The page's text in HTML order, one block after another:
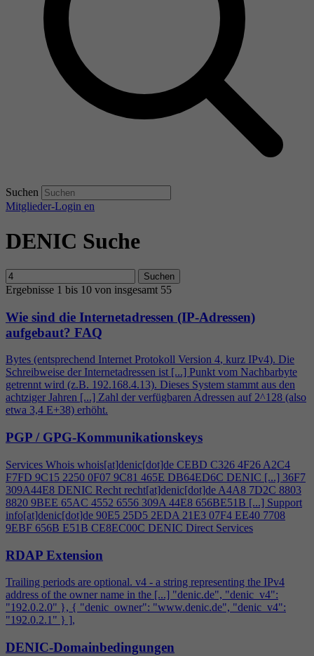
Suchen
Mitglieder-Login en
DENIC Suche
Suchen
Ergebnisse 1 bis 10 von insgesamt 55
Wie sind die Internetadressen (IP-Adressen)
aufgebaut? FAQ
Bytes (entsprechend Internet Protokoll Version 4, kurz IPv4). Die
Schreibweise der Internetadressen ist [...] Punkt vom Nachbarbyte
getrennt wird (z.B. 192.168.4.13). Dieses System stammt aus den
achtziger Jahren [...] Zahl der verfügbaren Adressen auf 2^128 (also
etwa 3,4 E+38) erhöht.
PGP / GPG-Kommunikationskeys
Services Whois whois[at]denic[dot]de CEBD C326 4F26 A2C4
F7FD 9C15 2250 0F07 9C81 465E DB64ED6C DENIC [...] 36F7
309A44E8 DENIC Recht recht[at]denic[dot]de A4A8 7D2C 8803
8820 9BEE 65AC 4552 6556 309A 44E8 656BE51B [...] Support
info[at]denic[dot]de 90E5 25D5 2EDA 21E3 07F4 EE40 7708
9EBF 656B E51B CE8EC00C DENIC Direct Services
RDAP Extension
Trailing periods are optional. v4 - a string representing the IPv4
address of the owner name in the [...] "denic.de", "denic_v4":
"192.0.2.0" }, { "denic_owner": "www.denic.de", "denic_v4":
"192.0.2.1" } ],
DENIC-Domainbedingungen